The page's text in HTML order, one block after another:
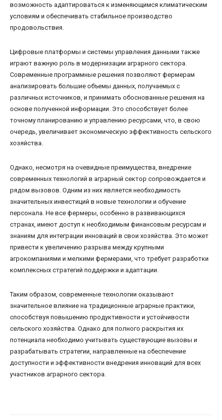
возможность адаптироваться к изменяющимся климатическим
условиям и обеспечивать стабильное производство
продовольствия.
Цифровые платформы и системы управления данными также
играют важную роль в модернизации аграрного сектора.
Современные программные решения позволяют фермерам
анализировать большие объемы данных, получаемых с
различных источников, и принимать обоснованные решения на
основе полученной информации. Это способствует более
точному планированию и управлению ресурсами, что, в свою
очередь, увеличивает экономическую эффективность сельского
хозяйства.
Однако, несмотря на очевидные преимущества, внедрение
современных технологий в аграрный сектор сопровождается и
рядом вызовов. Одним из них является необходимость
значительных инвестиций в новые технологии и обучение
персонала. Не все фермеры, особенно в развивающихся
странах, имеют доступ к необходимым финансовым ресурсам и
знаниям для интеграции инноваций в свои хозяйства. Это может
привести к увеличению разрыва между крупными
агрокомпаниями и мелкими фермерами, что требует разработки
комплексных стратегий поддержки и адаптации.
Таким образом, современные технологии оказывают
значительное влияние на традиционные аграрные практики,
способствуя повышению продуктивности и устойчивости
сельского хозяйства. Однако для полного раскрытия их
потенциала необходимо учитывать существующие вызовы и
разрабатывать стратегии, направленные на обеспечение
доступности и эффективности внедрения инноваций для всех
участников аграрного сектора.